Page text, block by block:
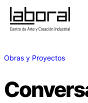
Obras y Proyectos